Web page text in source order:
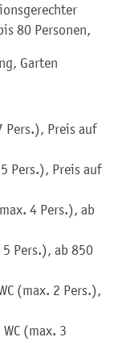
80 Personen,
Garten
Pers.), Preis auf
Pers.), Preis auf
4 Pers.), ab
5 Pers.), ab 850
(max. 2 Pers.),
(max. 3